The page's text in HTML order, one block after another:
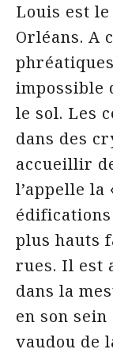
Louis est
Orléans. A
impossible
le sol. Les
dans des
accueillir
l’appelle la
plus hauts
rues. Il est
dans la
en son sein
vaudou de